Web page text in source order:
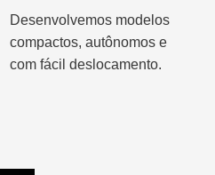
Desenvolvemos modelos
compactos, autônomos e
com fácil deslocamento.